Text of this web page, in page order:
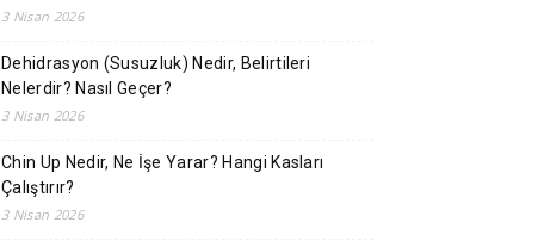
3 Nisan 2026
Dehidrasyon (Susuzluk) Nedir, Belirtileri
Nelerdir? Nasıl Geçer?
3 Nisan 2026
Chin Up Nedir, Ne İşe Yarar? Hangi Kasları
Çalıştırır?
3 Nisan 2026